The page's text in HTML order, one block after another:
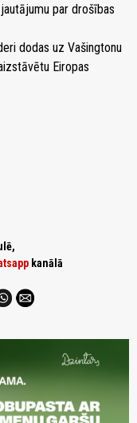
par drošības
dodas uz Vašingtonu
Eiropas
kanālā